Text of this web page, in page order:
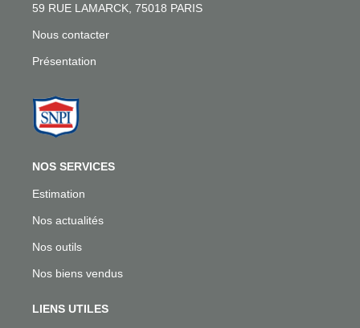
59 RUE LAMARCK, 75018 PARIS
Nous contacter
Présentation
NOS SERVICES
Estimation
Nos actualités
Nos outils
Nos biens vendus
LIENS UTILES